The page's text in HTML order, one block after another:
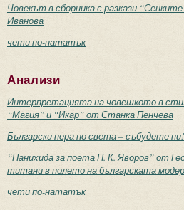
Човекът в сборника с разкази
Иванова
чети по-нататък
Анализи
Интерпретацията на човешкото в
“Магия” и “Икар” от Станка Пенчева
Български пера по света – събудете
“Панихида за поета П. К. Яворов” от
титани в полето на българската
чети по-нататък